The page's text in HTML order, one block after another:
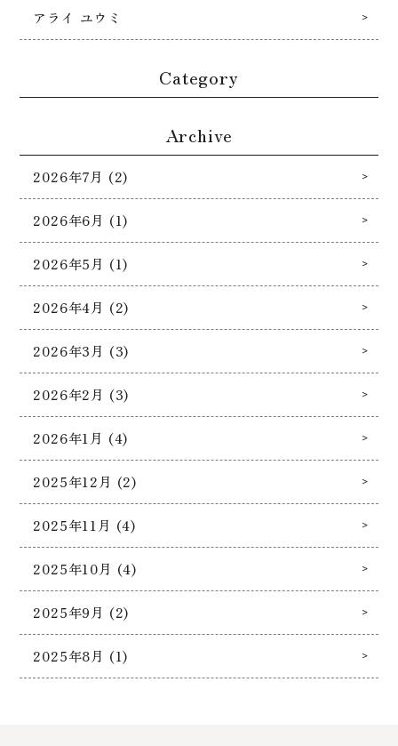
アライ ユウミ
Category
Archive
2026年7月 (2)
2026年6月 (1)
2026年5月 (1)
2026年4月 (2)
2026年3月 (3)
2026年2月 (3)
2026年1月 (4)
2025年12月 (2)
2025年11月 (4)
2025年10月 (4)
2025年9月 (2)
2025年8月 (1)